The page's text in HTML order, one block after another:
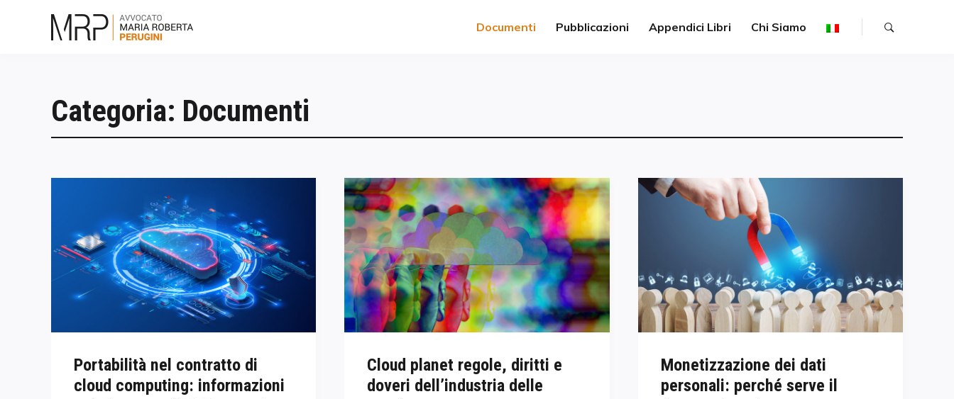
Documenti Pubblicazioni Appendici Libri Chi Siamo
Categoria: Documenti
Portabilità nel contratto di
cloud computing: informazioni
Cloud planet regole, diritti e
doveri dell’industria delle
Monetizzazione dei dati
personali: perché serve il